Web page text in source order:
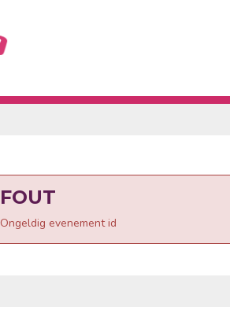
FOUT
Ongeldig evenement id